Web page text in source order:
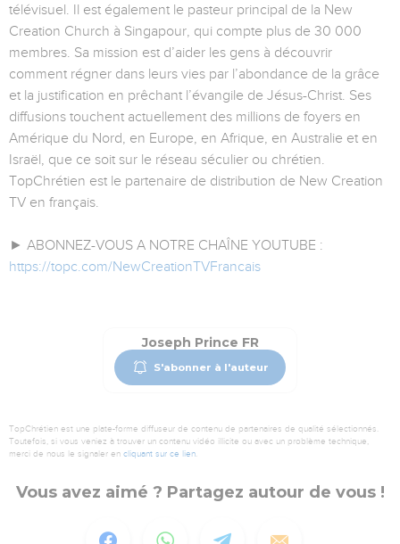
télévisuel. Il est également le pasteur principal de la New
Creation Church à Singapour, qui compte plus de 30 000
membres. Sa mission est d’aider les gens à découvrir
comment régner dans leurs vies par l’abondance de la grâce
et la justification en prêchant l’évangile de Jésus-Christ. Ses
diffusions touchent actuellement des millions de foyers en
Amérique du Nord, en Europe, en Afrique, en Australie et en
Israël, que ce soit sur le réseau séculier ou chrétien.
TopChrétien est le partenaire de distribution de New Creation
TV en français.
► ABONNEZ-VOUS A NOTRE CHAÎNE YOUTUBE :
https://topc.com/NewCreationTVFrancais
Joseph Prince FR
S'abonner à l'auteur
TopChrétien est une plate-forme diffuseur de contenu de partenaires de qualité sélectionnés.
Toutefois, si vous veniez à trouver un contenu vidéo illicite ou avec un problème technique,
merci de nous le signaler en cliquant sur ce lien.
Vous avez aimé ? Partagez autour de vous !